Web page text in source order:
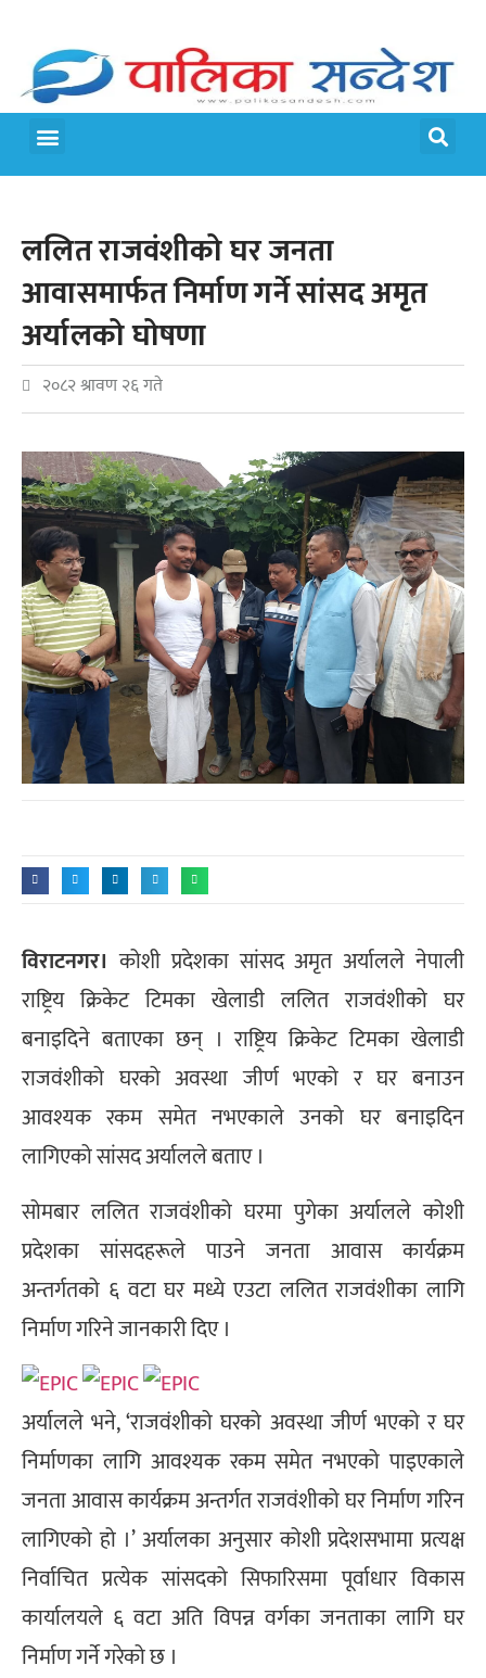
ललित राजवंशीको घर जनता
आवासमार्फत निर्माण गर्ने सांसद अमृत
अर्यालको घोषणा
२०८२ श्रावण २६ गते
विराटनगर। कोशी प्रदेशका सांसद अमृत अर्यालले नेपाली
राष्ट्रिय क्रिकेट टिमका खेलाडी ललित राजवंशीको घर
बनाइदिने बताएका छन् । राष्ट्रिय क्रिकेट टिमका खेलाडी
राजवंशीको घरको अवस्था जीर्ण भएको र घर बनाउन
आवश्यक रकम समेत नभएकाले उनको घर बनाइदिन
लागिएको सांसद अर्यालले बताए ।
सोमबार ललित राजवंशीको घरमा पुगेका अर्यालले कोशी
प्रदेशका सांसदहरूले पाउने जनता आवास कार्यक्रम
अन्तर्गतको ६ वटा घर मध्ये एउटा ललित राजवंशीका लागि
निर्माण गरिने जानकारी दिए ।
अर्यालले भने, ‘राजवंशीको घरको अवस्था जीर्ण भएको र घर
निर्माणका लागि आवश्यक रकम समेत नभएको पाइएकाले
जनता आवास कार्यक्रम अन्तर्गत राजवंशीको घर निर्माण गरिन
लागिएको हो ।’ अर्यालका अनुसार कोशी प्रदेशसभामा प्रत्यक्ष
निर्वाचित प्रत्येक सांसदको सिफारिसमा पूर्वाधार विकास
कार्यालयले ६ वटा अति विपन्न वर्गका जनताका लागि घर
निर्माण गर्ने गरेको छ ।